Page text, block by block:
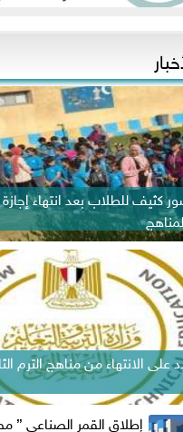
كثيف للطلاب بعد انتهاء
إطلاق القمر الصناعي ”